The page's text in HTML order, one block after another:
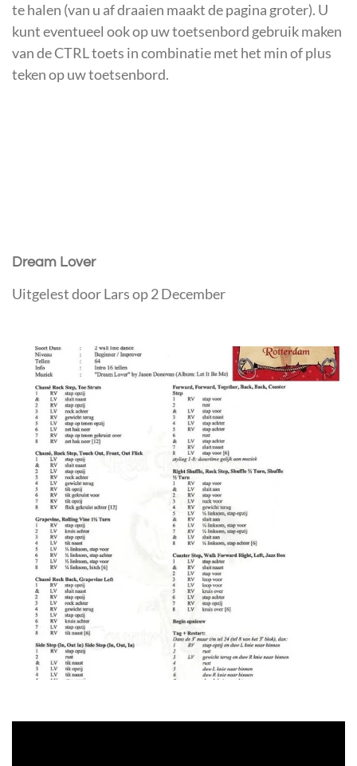
te halen (van u af draaien maakt de pagina groter). U
kunt eventueel ook op uw toetsenbord gebruik maken
van de CTRL toets in combinatie met het min of plus
teken op uw toetsenbord.
Dream Lover
Uitgelest door Lars op 2 December